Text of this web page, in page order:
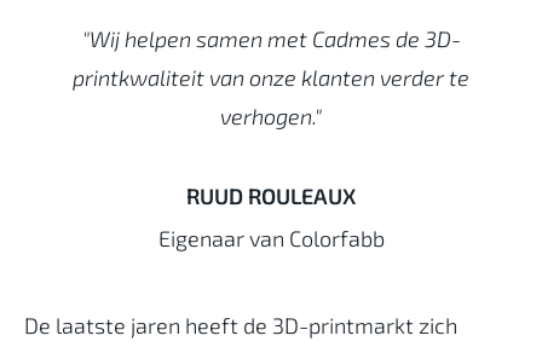
"Wij helpen samen met Cadmes de 3D-
printkwaliteit van onze klanten verder te
verhogen."
RUUD ROULEAUX
Eigenaar van Colorfabb
De laatste jaren heeft de 3D-printmarkt zich